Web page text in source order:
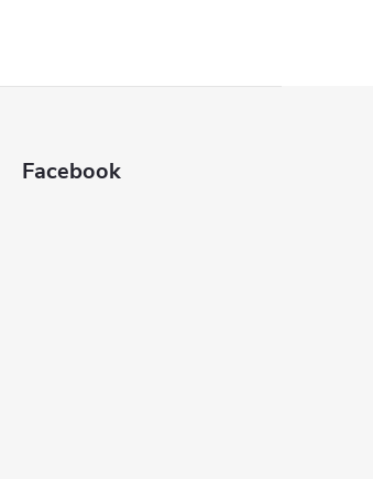
Facebook